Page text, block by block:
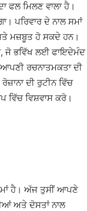
ਫਲ ਮਿਲਣ ਵਾਲਾ ਹੈ।
ਪਰਿਵਾਰ ਦੇ ਨਾਲ ਸਮਾਂ
ਮਜ਼ਬੂਤ ​​ਹੋ ਸਕਦੇ ਹਨ।
ਜੋ ਭਵਿੱਖ ਲਈ ਫਾਇਦੇਮੰਦ
ਰਚਨਾਤਮਕਤਾ ਦੀ
ਦੀ ਰੁਟੀਨ ਵਿੱਚ
ਵਿਸ਼ਵਾਸ ਕਰੋ।
ਹੈ। ਅੱਜ ਤੁਸੀਂ ਆਪਣੇ
ਅਤੇ ਦੋਸਤਾਂ ਨਾਲ